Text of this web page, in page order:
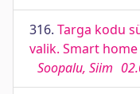
316. Targa kodu
valik. Smart
Soopalu, Siim